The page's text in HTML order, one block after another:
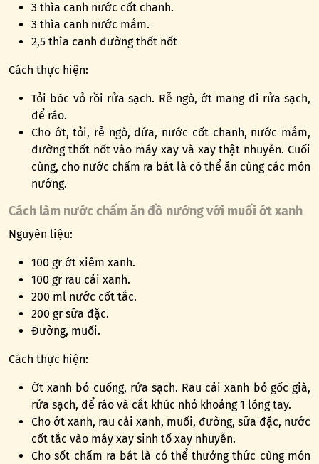
3 thìa canh nước cốt chanh.
3 thìa canh nước mắm.
2,5 thìa canh đường thốt nốt
Cách thực hiện:
Tỏi bóc vỏ rồi rửa sạch. Rễ ngò, ớt mang đi rửa sạch,
để ráo.
Cho ớt, tỏi, rễ ngò, dứa, nước cốt chanh, nước mắm,
đường thốt nốt vào máy xay và xay thật nhuyễn. Cuối
cùng, cho nước chấm ra bát là có thể ăn cùng các món
nướng.
Cách làm nước chấm ăn đồ nướng với muối ớt xanh
Nguyên liệu:
100 gr ớt xiêm xanh.
100 gr rau cải xanh.
200 ml nước cốt tắc.
200 gr sữa đặc.
Đường, muối.
Cách thực hiện:
Ớt xanh bỏ cuống, rửa sạch. Rau cải xanh bỏ gốc già,
rửa sạch, để ráo và cắt khúc nhỏ khoảng 1 lóng tay.
Cho ớt xanh, rau cải xanh, muối, đường, sữa đặc, nước
cốt tắc vào máy xay sinh tố xay nhuyễn.
Cho sốt chấm ra bát là có thể thưởng thức cùng món